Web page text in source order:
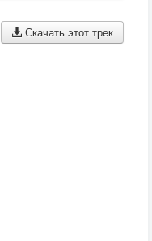
Скачать этот трек